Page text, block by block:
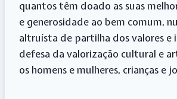
quantos têm doado as suas
e generosidade ao bem comum,
altruísta de partilha dos valores e
defesa da valorização cultural e
os homens e mulheres, crianças e